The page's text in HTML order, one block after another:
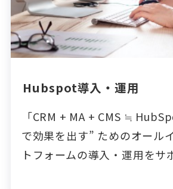
Hubspot導入・運用
「CRM + MA + CMS ≒
で効果を出す” ためのオール
トフォームの導入・運用をサ